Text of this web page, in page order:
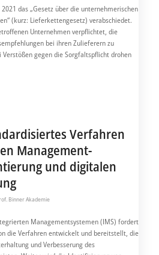
das „Gesetz über die unternehmerischen
(kurz: Lieferkettengesetz) verabschiedet.
Unternehmen verpflichtet, die
bei ihren Zulieferern zu
gegen die Sorgfaltspflicht drohen
Verfahren
Management-
und digitalen
Binner Akademie
Managementsystemen (IMS) fordert
die Verfahren entwickelt und bereitstellt, die
und Verbesserung des